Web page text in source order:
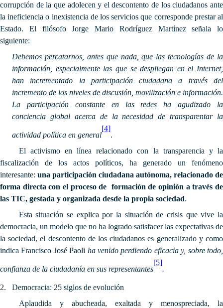
corrupción de la que adolecen y el descontento de los ciudadanos ante
la ineficiencia o inexistencia de los servicios que corresponde prestar al
Estado. El filósofo Jorge Mario Rodríguez Martínez señala lo
siguiente:
Debemos percatarnos, antes que nada, que las tecnologías de la
información, especialmente las que se despliegan en el Internet,
han incrementado la participación ciudadana a través del
incremento de los niveles de discusión, movilización e información.
La participación constante en las redes ha agudizado la
conciencia global acerca de la necesidad de transparentar la
actividad política en general
[4]
.
El activismo en línea relacionado con la transparencia y la
fiscalización de los actos políticos, ha generado un fenómeno
interesante: una participación ciudadana autónoma, relacionado de
forma directa con el proceso de formación de opinión a través de
las TIC, gestada y organizada desde la propia sociedad.
Esta situación se explica por la situación de crisis que vive la
democracia, un modelo que no ha logrado satisfacer las expectativas de
la sociedad, el descontento de los ciudadanos es generalizado y como
indica Francisco José Paoli ha venido perdiendo eficacia y, sobre todo,
confianza de la ciudadanía en sus representantes
[5]
.
2.
Democracia: 25 siglos de evolución
Aplaudida y abucheada, exaltada y menospreciada, la